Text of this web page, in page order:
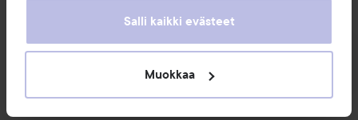
heille tai joita on kerätty, kun olet käyttänyt heidän
evästeiden käytön.
Salli kaikki evästeet
Muokkaa
Uutuudet ja tarjoukset
Seuraa meitä